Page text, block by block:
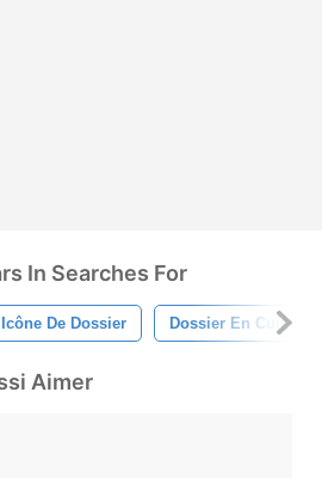
In Searches For
Icône De Dossier Dossier En Cuir
Aimer